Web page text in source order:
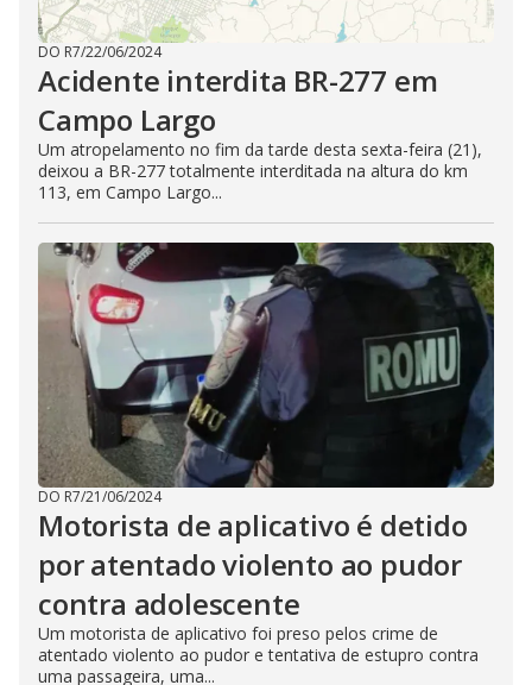
DO R7/22/06/2024
Acidente interdita BR-277 em
Campo Largo
Um atropelamento no fim da tarde desta sexta-feira (21),
deixou a BR-277 totalmente interditada na altura do km
113, em Campo Largo...
DO R7/21/06/2024
Motorista de aplicativo é detido
por atentado violento ao pudor
contra adolescente
Um motorista de aplicativo foi preso pelos crime de
atentado violento ao pudor e tentativa de estupro contra
uma passageira, uma...